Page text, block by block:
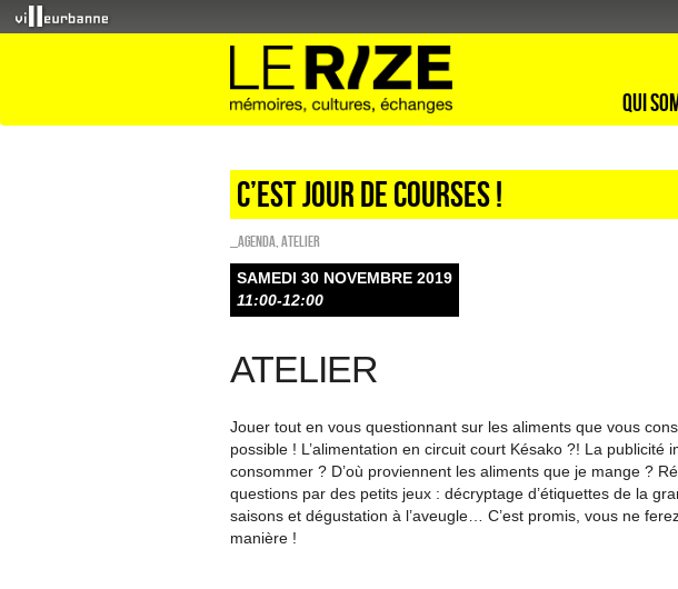
Qui
C’est jour de courses !
_Agenda Atelier
SAMEDI 30 NOVEMBRE 2019
11:00-12:00
ATELIER
Jouer tout en vous questionnant sur les aliments que vous
possible ! L’alimentation en circuit court Késako ?! La publicité
consommer ? D’où proviennent les aliments que je mange ?
questions par des petits jeux : décryptage d’étiquettes de la
saisons et dégustation à l’aveugle… C’est promis, vous ne
manière !